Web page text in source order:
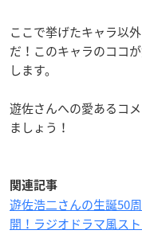
ここで挙げたキャラ以
だ！このキャラのココ
します。
遊佐さんへの愛あるコ
ましょう！
関連記事
遊佐浩二さんの生誕50
開！ラジオドラマ風ス